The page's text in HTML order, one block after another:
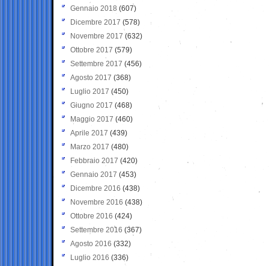
Gennaio 2018 (607)
Dicembre 2017 (578)
Novembre 2017 (632)
Ottobre 2017 (579)
Settembre 2017 (456)
Agosto 2017 (368)
Luglio 2017 (450)
Giugno 2017 (468)
Maggio 2017 (460)
Aprile 2017 (439)
Marzo 2017 (480)
Febbraio 2017 (420)
Gennaio 2017 (453)
Dicembre 2016 (438)
Novembre 2016 (438)
Ottobre 2016 (424)
Settembre 2016 (367)
Agosto 2016 (332)
Luglio 2016 (336)